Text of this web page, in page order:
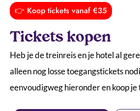
👉 Koop tickets vanaf €35
Tickets kopen
Heb je de treinreis en je hotel al
alleen nog losse toegangstickets
eenvoudigweg hieronder en koop je